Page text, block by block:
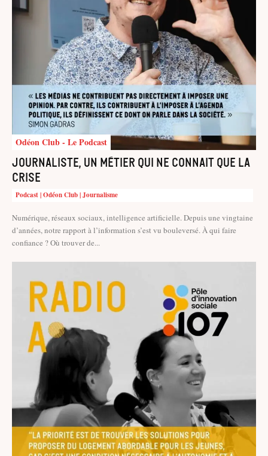
Odéon Club - Le Podcast
Journaliste, un métier qui ne connait que la
crise
Podcast | Odéon Club | Journalisme
Numérique, réseaux sociaux, intelligence artificielle. Depuis une vingtaine
d’années, notre rapport à l’information s’est vu bouleversé. À qui faire
confiance ? Où trouver de...